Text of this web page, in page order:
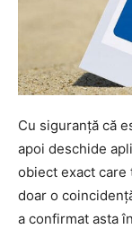
Cu siguranță că
apoi deschide
obiect exact care
doar o
a confirmat asta